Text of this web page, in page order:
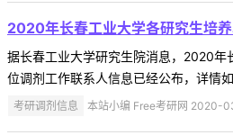
2020年长春工业大学各研究生培
据长春工业大学研究生院消息，2020年
位调剂工作联系人信息已经公布，详情
考研调剂信息 本站小编 Free考研网 2020-